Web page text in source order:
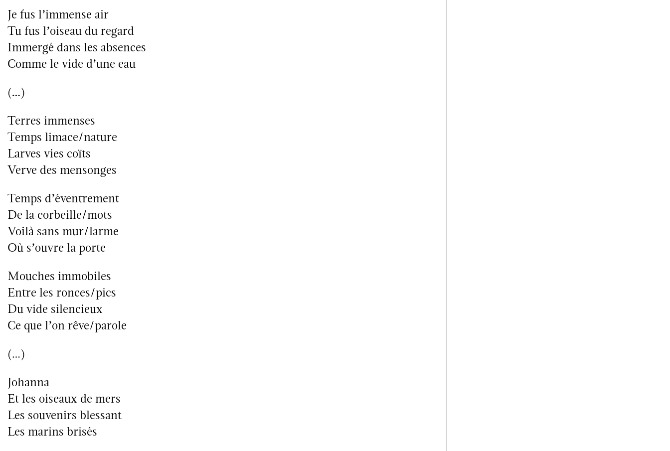
Je fus l’immense air
Tu fus l’oiseau du regard
Immergé dans les absences
Comme le vide d’une eau
(…)
Terres immenses
Temps limace/nature
Larves vies coïts
Verve des mensonges
Temps d’éventrement
De la corbeille/mots
Voilà sans mur/larme
Où s’ouvre la porte
Mouches immobiles
Entre les ronces/pics
Du vide silencieux
Ce que l’on rêve/parole
(…)
Johanna
Et les oiseaux de mers
Les souvenirs blessant
Les marins brisés